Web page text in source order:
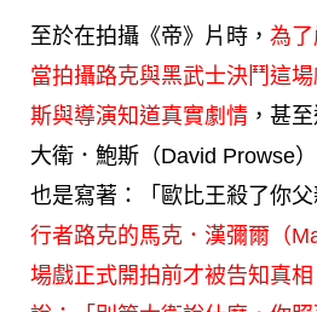
至於在拍攝《帝》片時， 為了
當拍攝路克與黑武士決鬥這
斯與導演知道真實劇情 ，甚
大衛．鮑斯（David Prowse
也是寫著：「歐比王殺了你父
行者路克的馬克．漢彌爾 （
場戲正式開拍前才被告知真